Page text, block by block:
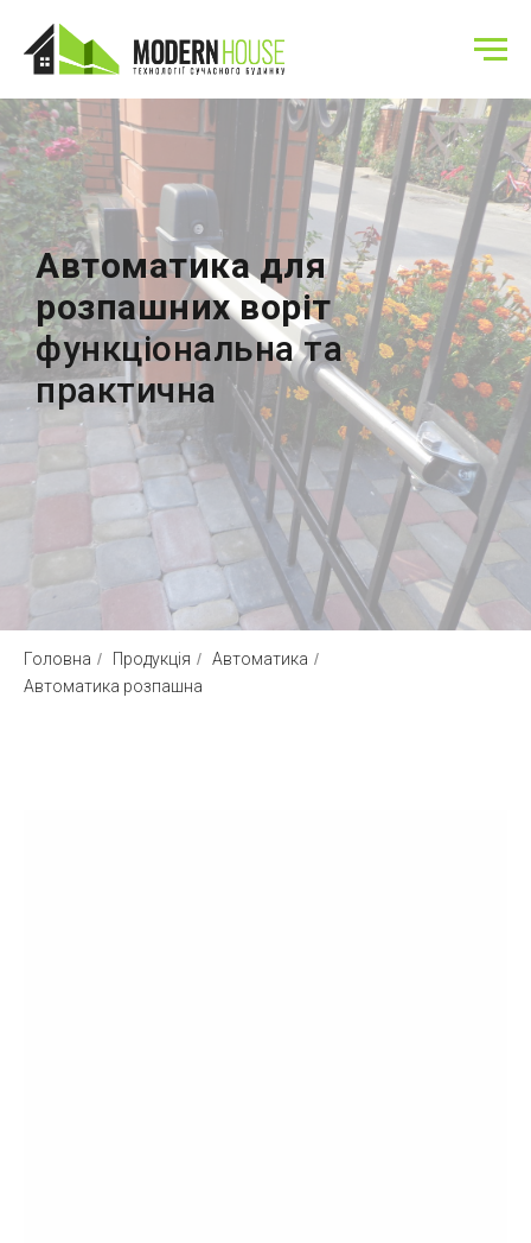
Автоматика для
розпашних воріт
функціональна та
практична
Головна / Продукція / Автоматика /
Автоматика розпашна